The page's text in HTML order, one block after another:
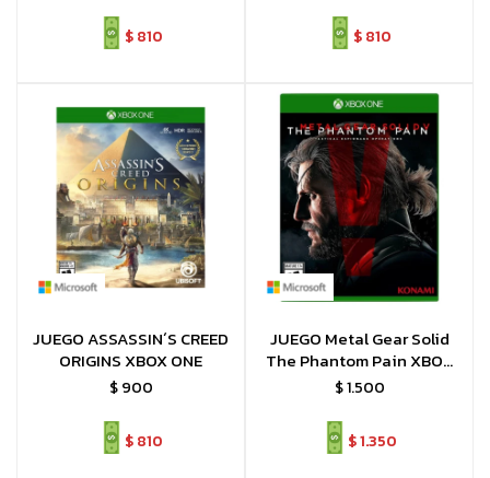
$810 $810
JUEGO ASSASSIN´S CREED
ORIGINS XBOX ONE
$ 900
$810
JUEGO Metal Gear Solid
The Phantom Pain XBOX
ONE
$1.500
$1.350